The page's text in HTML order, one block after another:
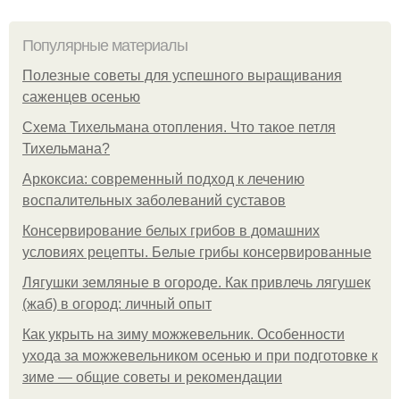
Популярные материалы
Полезные советы для успешного выращивания
саженцев осенью
Схема Тихельмана отопления. Что такое петля
Тихельмана?
Аркоксиа: современный подход к лечению
воспалительных заболеваний суставов
Консервирование белых грибов в домашних
условиях рецепты. Белые грибы консервированные
Лягушки земляные в огороде. Как привлечь лягушек
(жаб) в огород: личный опыт
Как укрыть на зиму можжевельник. Особенности
ухода за можжевельником осенью и при подготовке к
зиме — общие советы и рекомендации